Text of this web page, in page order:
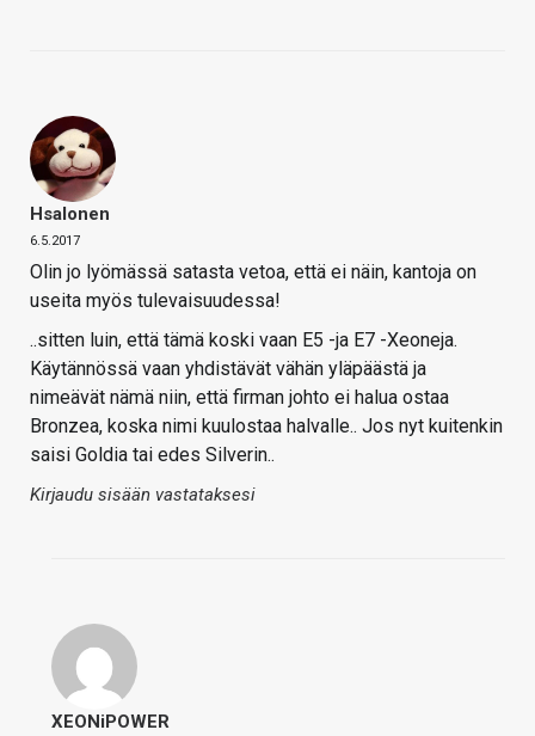
Hsalonen
6.5.2017
Olin jo lyömässä satasta vetoa, että ei näin, kantoja on
useita myös tulevaisuudessa!
..sitten luin, että tämä koski vaan E5 -ja E7 -Xeoneja.
Käytännössä vaan yhdistävät vähän yläpäästä ja
nimeävät nämä niin, että firman johto ei halua ostaa
Bronzea, koska nimi kuulostaa halvalle.. Jos nyt kuitenkin
saisi Goldia tai edes Silverin..
Kirjaudu sisään vastataksesi
XEONiPOWER